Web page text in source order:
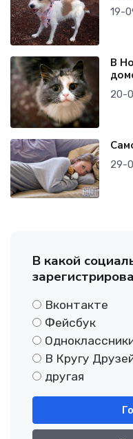
19-
В
20-
29-
В какой
Вконтакте
Фейсбук
В Кругу
другая